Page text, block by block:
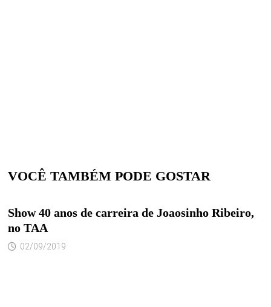
VOCÊ TAMBÉM PODE GOSTAR
Show 40 anos de carreira de Joaosinho Ribeiro,
no TAA
02/09/2019